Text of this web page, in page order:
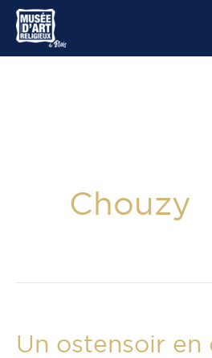
Aller
Chouzy
Un ostensoir